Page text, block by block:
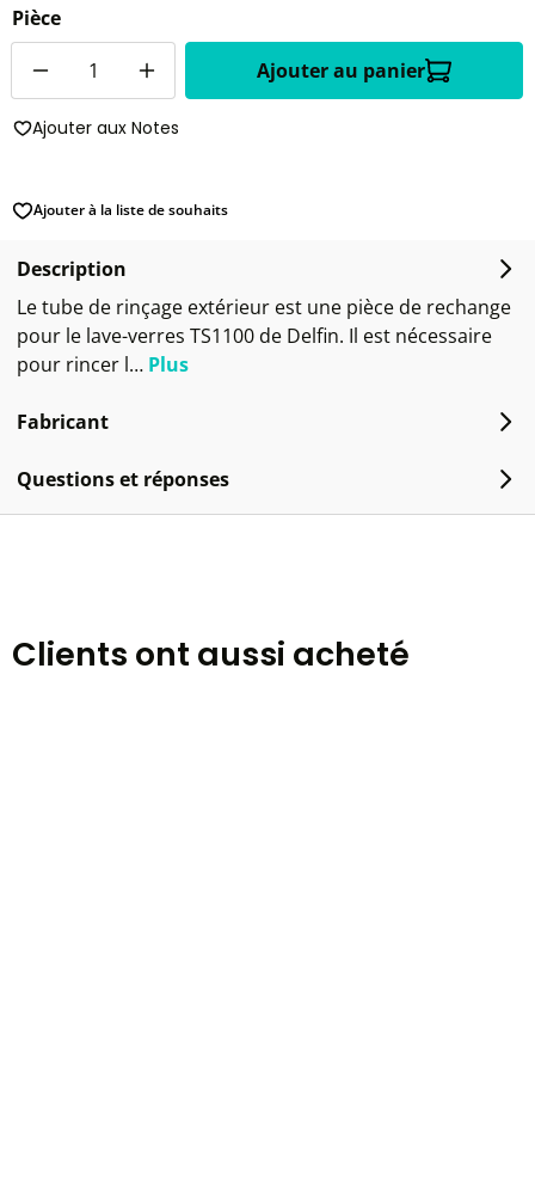
Pièce
Ajouter au panier
Ajouter aux Notes
Ajouter à la liste de souhaits
Description
Le tube de rinçage extérieur est une pièce de rechange
pour le lave-verres TS1100 de Delfin. Il est nécessaire
pour rincer l… Plus
Fabricant
Questions et réponses
Clients ont aussi acheté